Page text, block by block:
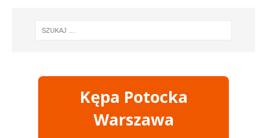
Kępa Potocka
Warszawa